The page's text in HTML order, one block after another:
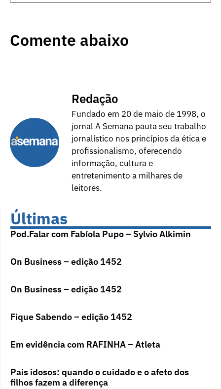
Comente abaixo
Redação
Fundado em 20 de maio de 1998, o
jornal A Semana pauta seu trabalho
jornalístico nos princípios da ética e
profissionalismo, oferecendo
informação, cultura e
entretenimento a milhares de
leitores.
Últimas
Pod.Falar com Fabíola Pupo – Sylvio Alkimin
On Business – edição 1452
On Business – edição 1452
Fique Sabendo – edição 1452
Em evidência com RAFINHA – Atleta
Pais idosos: quando o cuidado e o afeto dos
filhos fazem a diferença